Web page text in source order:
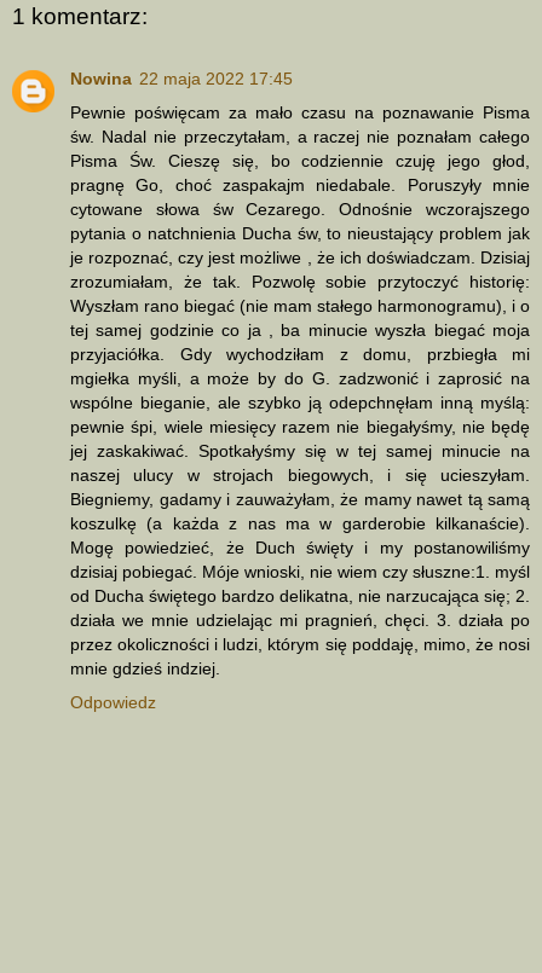
1 komentarz:
Nowina 22 maja 2022 17:45
Pewnie poświęcam za mało czasu na poznawanie Pisma
św. Nadal nie przeczytałam, a raczej nie poznałam całego
Pisma Św. Cieszę się, bo codziennie czuję jego głod,
pragnę Go, choć zaspakajm niedabale. Poruszyły mnie
cytowane słowa św Cezarego. Odnośnie wczorajszego
pytania o natchnienia Ducha św, to nieustający problem jak
je rozpoznać, czy jest możliwe , że ich doświadczam. Dzisiaj
zrozumiałam, że tak. Pozwolę sobie przytoczyć historię:
Wyszłam rano biegać (nie mam stałego harmonogramu), i o
tej samej godzinie co ja , ba minucie wyszła biegać moja
przyjaciółka. Gdy wychodziłam z domu, przbiegła mi
mgiełka myśli, a może by do G. zadzwonić i zaprosić na
wspólne bieganie, ale szybko ją odepchnęłam inną myślą:
pewnie śpi, wiele miesięcy razem nie biegałyśmy, nie będę
jej zaskakiwać. Spotkałyśmy się w tej samej minucie na
naszej ulucy w strojach biegowych, i się ucieszyłam.
Biegniemy, gadamy i zauważyłam, że mamy nawet tą samą
koszulkę (a każda z nas ma w garderobie kilkanaście).
Mogę powiedzieć, że Duch święty i my postanowiliśmy
dzisiaj pobiegać. Móje wnioski, nie wiem czy słuszne:1. myśl
od Ducha świętego bardzo delikatna, nie narzucająca się; 2.
działa we mnie udzielając mi pragnień, chęci. 3. działa po
przez okoliczności i ludzi, którym się poddaję, mimo, że nosi
mnie gdzieś indziej.
Odpowiedz